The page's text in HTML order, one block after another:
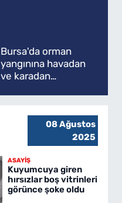
Bursa'da orman
yangınına havadan
ve karadan
08 Ağustos
2025
ASAYİŞ
Kuyumcuya giren
hırsızlar boş vitrinleri
görünce şoke oldu